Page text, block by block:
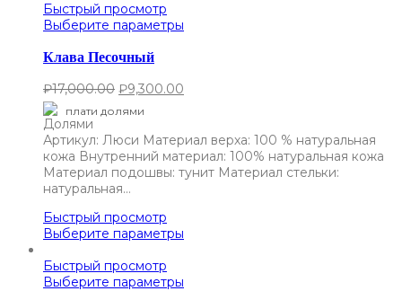
Быстрый просмотр
Выберите параметры
Клава Песочный
₽17,000.00 ₽9,300.00
плати долями
Артикул: Люси Материал верха: 100 % натуральная
кожа Внутренний материал: 100% натуральная кожа
Материал подошвы: тунит Материал стельки:
натуральная…
Быстрый просмотр
Выберите параметры
Быстрый просмотр
Выберите параметры